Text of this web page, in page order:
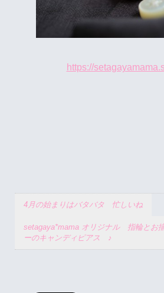
https://
4月の始まりはバタバタ 忙しいね
setagaya*mama オリジナル 指輪とお
ーのキャンディピアス ♪